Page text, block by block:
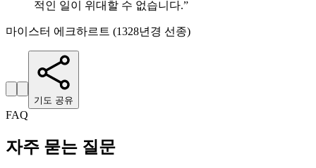
적인 일이 위대할 수 없습니다.”
마이스터 에크하르트 (1328년경 선종)
기도 공유
FAQ
자주 묻는 질문